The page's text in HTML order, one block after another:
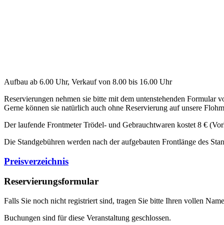
Aufbau ab 6.00 Uhr, Verkauf von 8.00 bis 16.00 Uhr
Reservierungen nehmen sie bitte mit dem untenstehenden Formular
Gerne können sie natürlich auch ohne Reservierung auf unsere
Der laufende Frontmeter Trödel- und Gebrauchtwaren kostet 8 €
Die Standgebühren werden nach der aufgebauten Frontlänge des
Preisverzeichnis
Reservierungsformular
Falls Sie noch nicht registriert sind, tragen Sie bitte Ihren vollen
Buchungen sind für diese Veranstaltung geschlossen.